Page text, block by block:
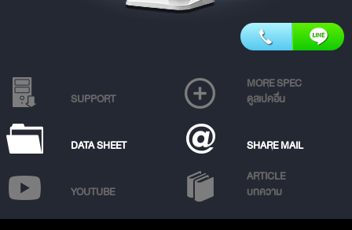
SUPPORT
MORE SPEC
ดูสเปคอื่น
DATA SHEET SHARE MAIL
YOUTUBE
ARTICLE
บทความ